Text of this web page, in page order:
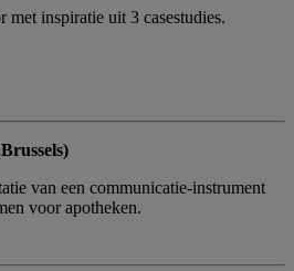
met inspiratie uit 3 casestudies.
van een communicatie-instrument
voor apotheken.